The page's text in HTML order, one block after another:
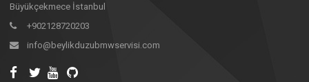
Büyükçekmece İstanbul
+902128720203
info@beylikduzubmwservisi.com